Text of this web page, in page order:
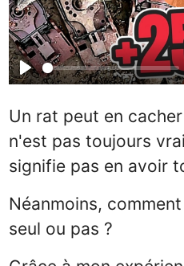
Play
Un rat peut en
n'est pas toujours
signifie pas en avoir
Néanmoins,
seul ou pas ?